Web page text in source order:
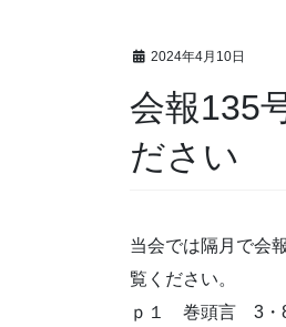
2024年4月10日
会報135
ださい
当会では隔月で会
覧ください。
ｐ１ 巻頭言 3・8